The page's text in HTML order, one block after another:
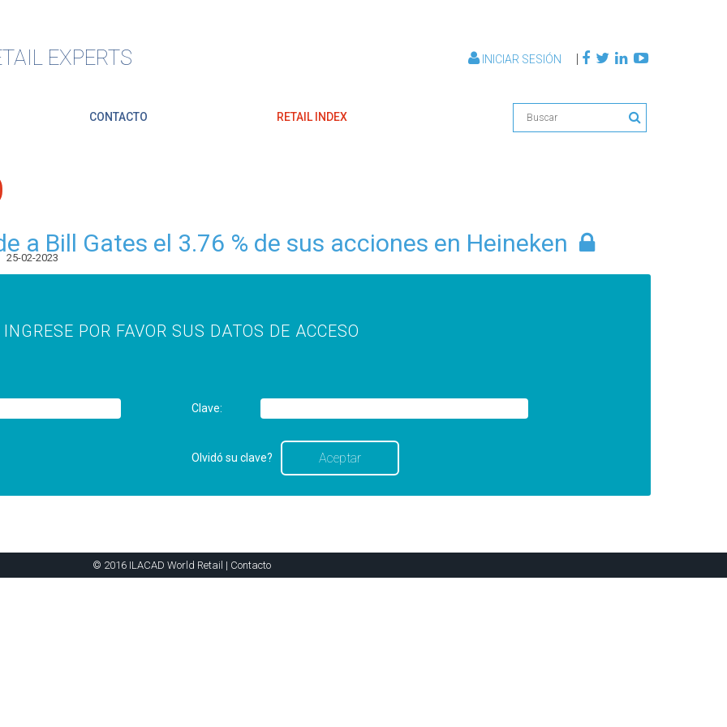
EXPERTS INICIAR SESIÓN |
CONTACTO RETAIL INDEX
a Bill Gates el 3.76 % de sus acciones en Heineken
25-02-2023
INGRESE POR FAVOR SUS DATOS DE ACCESO
Clave:
Olvidó su clave?
© 2016 ILACAD World Retail | Contacto